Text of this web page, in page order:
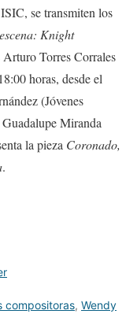
se transmiten los
Knight
Arturo Torres Corrales
horas, desde el
(Jóvenes
Miranda
la pieza Coronado,
.
compositoras, Wendy